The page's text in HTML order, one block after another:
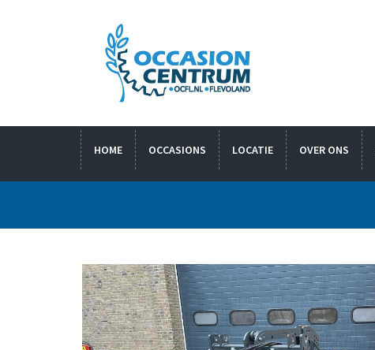
HOME OCCASIONS LOCATIE OVER ONS